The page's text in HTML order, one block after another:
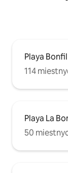
Playa Bonfil
114
Playa La
50